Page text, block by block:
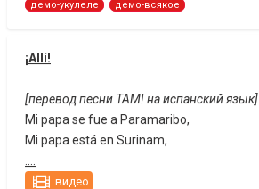
демо-укулеле демо-всякое
¡Allí!
[перевод песни ТАМ! на испанский язык]
Mi papa se fue a Paramaribo,
Mi papa está en Surinam,
видео